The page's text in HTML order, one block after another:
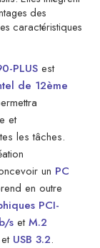
des
caractéristiques
PLUS est
de 12ème
et
les tâches.
un PC
en outre
PCI-
s etM.2
et USB 3.2.